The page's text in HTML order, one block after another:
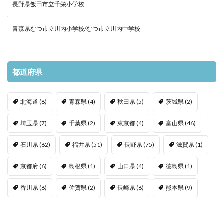
長野県飯田市立千栄小学校
青森県むつ市立川内小学校/むつ市立川内中学校
都道府県
北海道 (8) 青森県(4) 秋田県(5) 茨城県(2)
埼玉県(7) 千葉県(2) 東京都(4) 富山県(46)
石川県(62) 福井県(51) 長野県(75) 滋賀県(1)
京都府(6) 島根県(1) 山口県(4) 徳島県(1)
香川県(6) 佐賀県(2) 長崎県(6) 熊本県(9)